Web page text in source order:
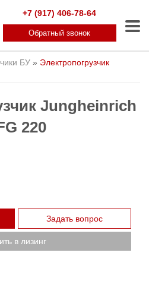
+7 (917) 406-78-64
Обратный звонок
БУ » Электропогрузчик
Jungheinrich
220
Задать вопрос
в лизинг